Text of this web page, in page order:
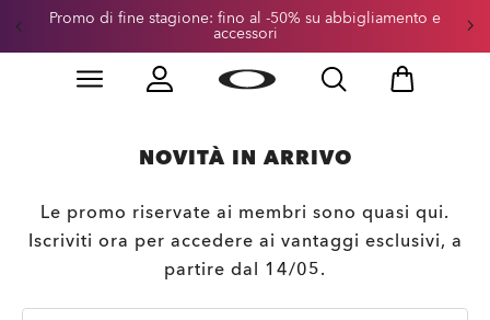
Skip to
Promo di fine stagione: fino al -50% su abbigliamento e
accessori
Slide 2 of 3. Promo di fine stagione: fino al -50% su
NOVITÀ IN ARRIVO
Le promo riservate ai membri sono quasi qui.
Iscriviti ora per accedere ai vantaggi esclusivi, a
partire dal 14/05.